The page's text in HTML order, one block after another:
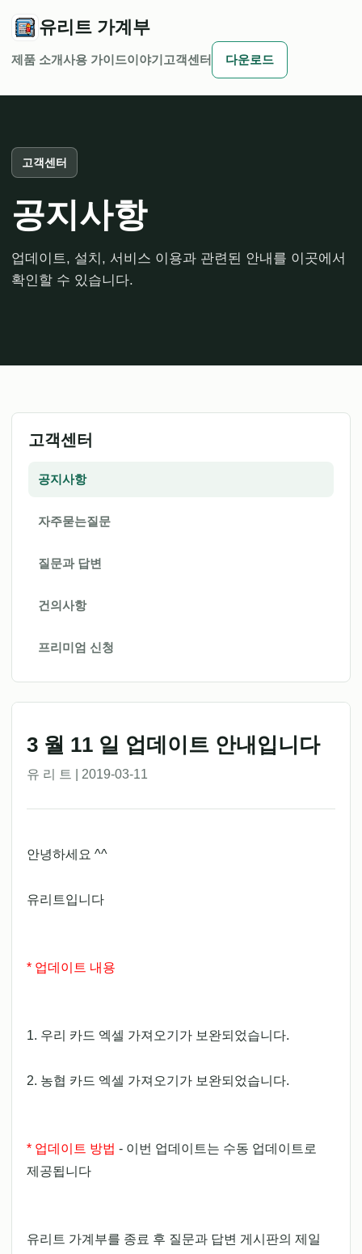
유리트 가계부
제품 소개사용 가이드이야기 고객센터 다운로드
고객센터
공지사항
업데이트, 설치, 서비스 이용과 관련된 안내를 이곳에서
확인할 수 있습니다.
고객센터
공지사항
자주묻는질문
질문과 답변
건의사항
프리미엄 신청
3 월 11 일 업데이트 안내입니다
유 리 트 | 2019-03-11
안녕하세요 ^^
유리트입니다
* 업데이트 내용
1. 우리 카드 엑셀 가져오기가 보완되었습니다.
2. 농협 카드 엑셀 가져오기가 보완되었습니다.
* 업데이트 방법 - 이번 업데이트는 수동 업데이트로
제공됩니다
유리트 가계부를 종료 후 질문과 답변 게시판의 제일